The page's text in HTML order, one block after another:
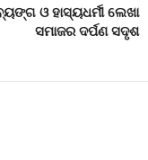
ଓ ହାସ୍ୟଧର୍ମୀ ଲେଖା
ସମାଜର ଦର୍ପଣ ସଦୃଶ